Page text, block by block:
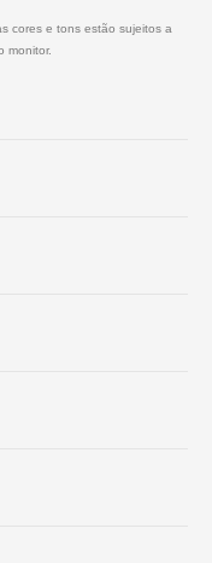
cores e tons estão sujeitos a
monitor.